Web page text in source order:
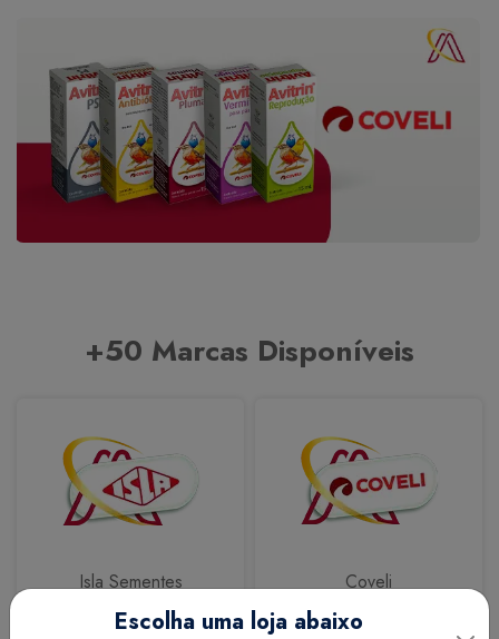
+50 Marcas Disponíveis
Isla Sementes Coveli
Escolha uma loja abaixo